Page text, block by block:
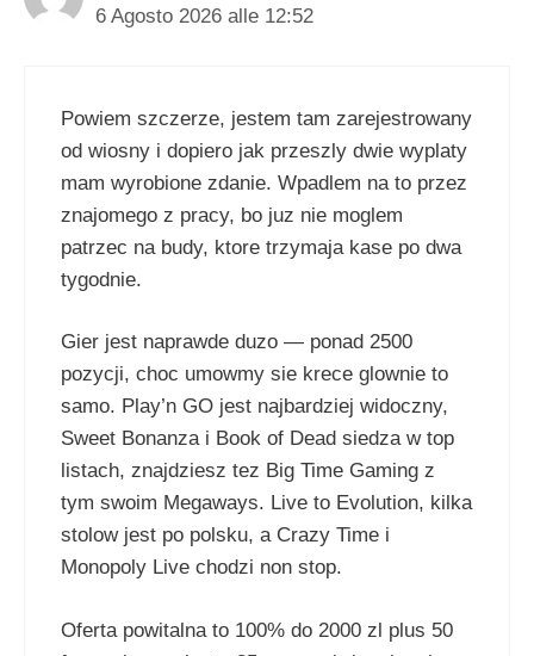
6 Agosto 2026 alle 12:52
Powiem szczerze, jestem tam zarejestrowany
od wiosny i dopiero jak przeszly dwie wyplaty
mam wyrobione zdanie. Wpadlem na to przez
znajomego z pracy, bo juz nie moglem
patrzec na budy, ktore trzymaja kase po dwa
tygodnie.
Gier jest naprawde duzo — ponad 2500
pozycji, choc umowmy sie krece glownie to
samo. Play’n GO jest najbardziej widoczny,
Sweet Bonanza i Book of Dead siedza w top
listach, znajdziesz tez Big Time Gaming z
tym swoim Megaways. Live to Evolution, kilka
stolow jest po polsku, a Crazy Time i
Monopoly Live chodzi non stop.
Oferta powitalna to 100% do 2000 zl plus 50